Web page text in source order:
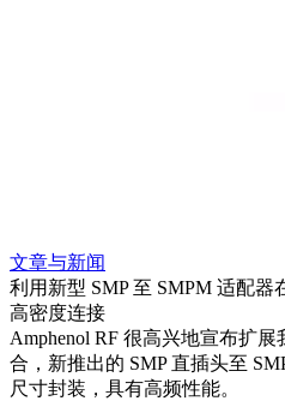
文章与新闻
利用新型 SMP 至 SMPM 适配
高密度连接
Amphenol RF 很高兴地宣布扩
合，新推出的 SMP 直插头至
尺寸封装，具有高频性能。